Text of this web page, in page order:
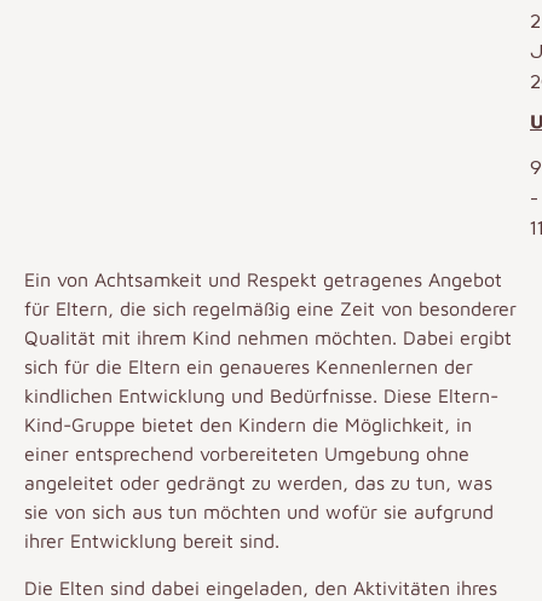
-
Ein von Achtsamkeit und Respekt getragenes Angebot
für Eltern, die sich regelmäßig eine Zeit von besonderer
Qualität mit ihrem Kind nehmen möchten. Dabei ergibt
sich für die Eltern ein genaueres Kennenlernen der
kindlichen Entwicklung und Bedürfnisse. Diese Eltern-
Kind-Gruppe bietet den Kindern die Möglichkeit, in
einer entsprechend vorbereiteten Umgebung ohne
angeleitet oder gedrängt zu werden, das zu tun, was
sie von sich aus tun möchten und wofür sie aufgrund
ihrer Entwicklung bereit sind.
Die Elten sind dabei eingeladen, den Aktivitäten ihres